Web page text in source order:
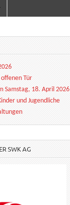
Tür
Samstag, 18. April 2026
und Jugendliche
SWK AG